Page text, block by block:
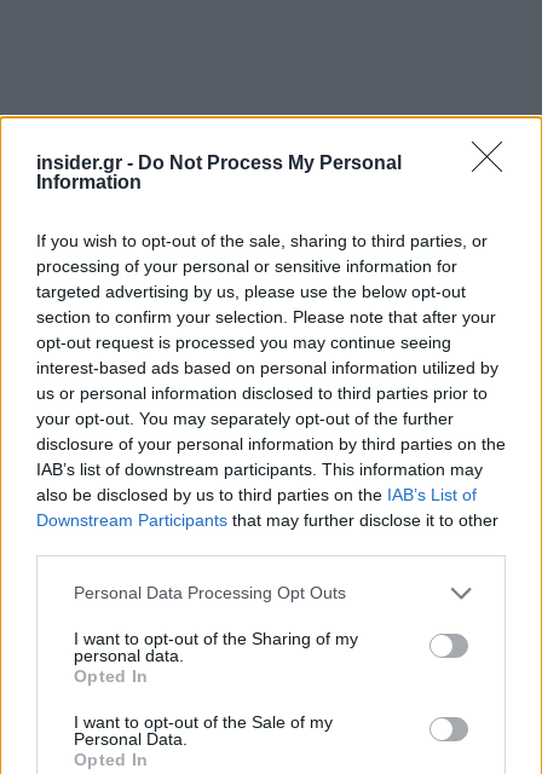
insider.gr - Do Not Process My Personal
Information
If you wish to opt-out of the sale, sharing to third parties, or
processing of your personal or sensitive information for
targeted advertising by us, please use the below opt-out
section to confirm your selection. Please note that after your
opt-out request is processed you may continue seeing
interest-based ads based on personal information utilized by
us or personal information disclosed to third parties prior to
your opt-out. You may separately opt-out of the further
disclosure of your personal information by third parties on the
IAB’s list of downstream participants. This information may
also be disclosed by us to third parties on the IAB’s List of
Downstream Participants that may further disclose it to other
Please note that this website/app uses one or more Google
not limited to your visit or usage behaviour. You may click to
grant or deny consent to Google and its third-party tags to
use your data for below specified purposes in below Google
consent section.
Personal Data Processing Opt Outs
I want to opt-out of the Sharing of my
personal data.
Opted In
I want to opt-out of the Sale of my
Personal Data.
Opted In
Στο πλαίσιο της εκδήλωσης πραγματοποιήθηκε
επίσης, συζήτηση με τους Ευρωπαίους
πρωταθλητές ιστιοπλοΐας του Ναυτικού Ομίλου
και Ελένη Αλχανάτη (5η θέση σε παγκόσμιο
πρωτάθλημα και 2η θέση σε ευρωπαϊκό), οι οποίοι
μοιράστηκαν τις εμπειρίες τους από την
καθημερινότητα του πρωταθλητισμού, τις
προκλήσεις της ισορροπίας μεταξύ σχολείου και
αθλητισμού, καθώς και την ανάγκη στήριξης των